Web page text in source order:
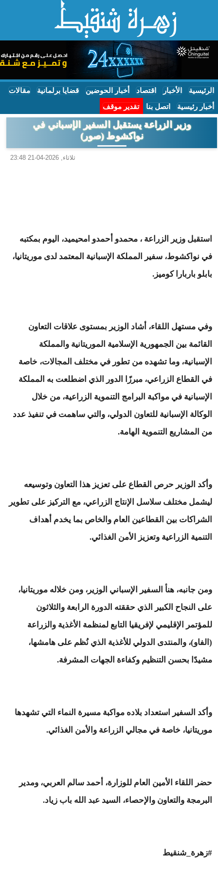
الرئيسية الأخبار اقتصاد أخبار الحوضين قضايا برلمانية مقالات
أخبار رئيسية اتصل بنا تقدير موقف
وزير الزراعة يستقبل السفير الإسباني في
نواكشوط (صور)
ثلاثاء, 2026-04-21 23:48
استقبل وزير الزراعة ، محمدو أحمدو امحيميد، اليوم بمكتبه
في نواكشوط، سفير المملكة الإسبانية المعتمد لدى موريتانيا،
بابلو باربارا كوميز.
وفي مستهل اللقاء، أشاد الوزير بمستوى علاقات التعاون
القائمة بين الجمهورية الإسلامية الموريتانية والمملكة
الإسبانية، وما تشهده من تطور في مختلف المجالات، خاصة
في القطاع الزراعي، مبرزًا الدور الذي اضطلعت به المملكة
الإسبانية في مواكبة البرامج التنموية الزراعية، من خلال
الوكالة الإسبانية للتعاون الدولي، والتي ساهمت في تنفيذ عدد
من المشاريع التنموية الهامة.
وأكد الوزير حرص القطاع على تعزيز هذا التعاون وتوسيعه
ليشمل مختلف سلاسل الإنتاج الزراعي، مع التركيز على تطوير
الشراكات بين القطاعين العام والخاص بما يخدم أهداف
التنمية الزراعية وتعزيز الأمن الغذائي.
ومن جانبه، هنأ السفير الإسباني الوزير، ومن خلاله موريتانيا،
على النجاح الكبير الذي حققته الدورة الرابعة والثلاثون
للمؤتمر الإقليمي لإفريقيا التابع لمنظمة الأغذية والزراعة
(الفاو)، والمنتدى الدولي للأغذية الذي نُظم على هامشها،
مشيدًا بحسن التنظيم وكفاءة الجهات المشرفة.
وأكد السفير استعداد بلاده مواكبة مسيرة النماء التي تشهدها
موريتانيا، خاصة في مجالي الزراعة والأمن الغذائي.
حضر اللقاء الأمين العام للوزارة، أحمد سالم العربي، ومدير
البرمجة والتعاون والإحصاء، السيد عبد الله باب زياد.
#زهرة_شنقيط